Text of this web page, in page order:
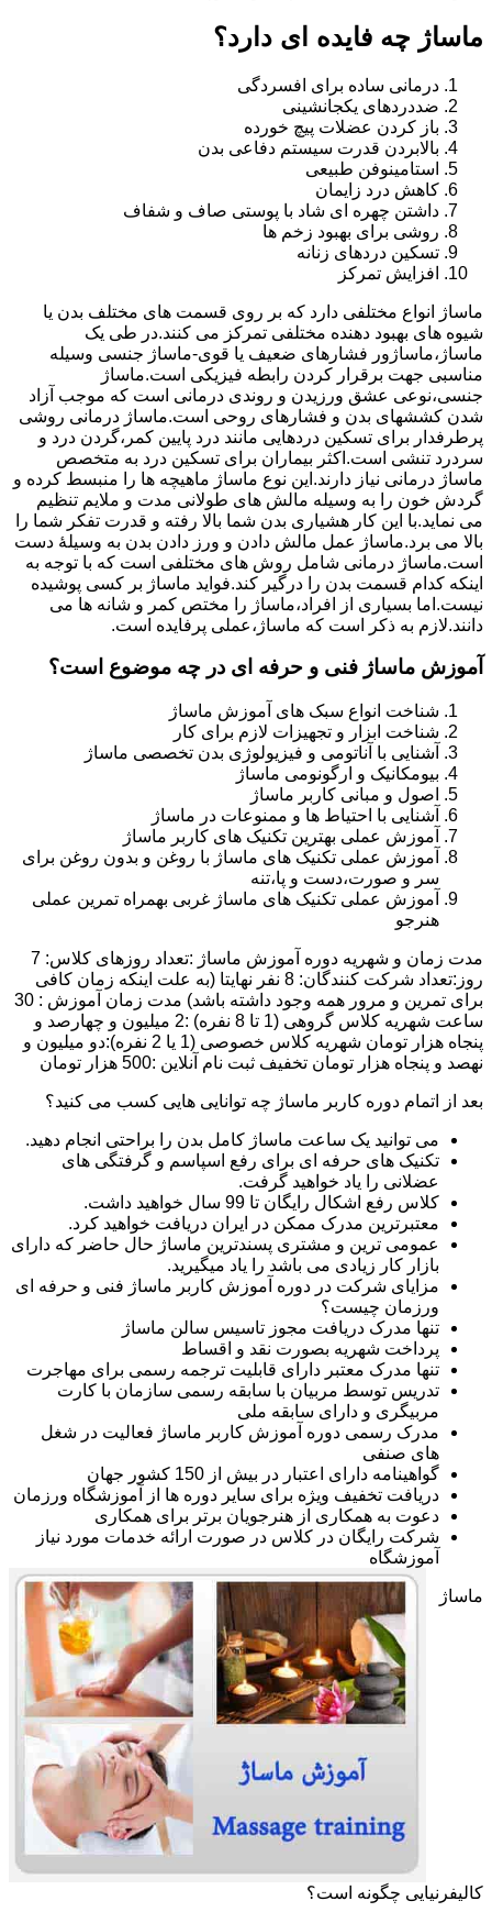
ماساژ چه فایده ای دارد؟
درمانی ساده برای افسردگی
ضددردهای یکجانشینی
باز کردن عضلات پیچ خورده
بالابردن قدرت سیستم دفاعی بدن
استامینوفن طبیعی
کاهش درد زایمان
داشتن چهره ای شاد با پوستی صاف و شفاف
روشی برای بهبود زخم ها
تسکین دردهای زنانه
افزایش تمرکز
ماساژ انواع مختلفی دارد که بر روی قسمت های مختلف بدن یا
شیوه های بهبود دهنده مختلفی تمرکز می کنند.در طی یک
ماساژ،ماساژور فشارهای ضعیف یا قوی-ماساژ جنسی وسیله
مناسبی جهت برقرار کردن رابطه فیزیکی است.ماساژ
جنسی،نوعی عشق ورزیدن و روندی درمانی است که موجب آزاد
شدن کششهای بدن و فشارهای روحی است.ماساژ درمانی روشی
پرطرفدار برای تسکین دردهایی مانند درد پایین کمر،گردن درد و
سردرد تنشی است.اکثر بیماران برای تسکین درد به متخصص
ماساژ درمانی نیاز دارند.این نوع ماساژ ماهیچه ها را منبسط کرده و
گردش خون را به وسیله مالش های طولانی مدت و ملایم تنظیم
می نماید.با این کار هشیاری بدن شما بالا رفته و قدرت تفکر شما را
بالا می برد.ماساژ عمل مالش دادن و ورز دادن بدن به وسیلۀ دست
است.ماساژ درمانی شامل روش های مختلفی است که با توجه به
اینکه کدام قسمت بدن را درگیر کند.فواید ماساژ بر کسی پوشیده
نیست.اما بسیاری از افراد،ماساژ را مختص کمر و شانه ها می
دانند.لازم به ذکر است که ماساژ،عملی پرفایده است.
آموزش ماساژ فنی و حرفه ای در چه موضوع است؟
شناخت انواع سبک های آموزش ماساژ
شناخت ابزار و تجهیزات لازم برای کار
آشنایی با آناتومی و فیزیولوژی بدن تخصصی ماساژ
بیومکانیک و ارگونومی ماساژ
اصول و مبانی کاربر ماساژ
آشنایی با احتیاط ها و ممنوعات در ماساژ
آموزش عملی بهترین تکنیک های کاربر ماساژ
آموزش عملی تکنیک های ماساژ با روغن و بدون روغن برای
سر و صورت،دست و پا،تنه
آموزش عملی تکنیک های ماساژ غربی بهمراه تمرین عملی
هنرجو
مدت زمان و شهریه دوره آموزش ماساژ :تعداد روزهای کلاس: 7
روز:تعداد شرکت کنندگان: 8 نفر نهایتا (به علت اینکه زمان کافی
برای تمرین و مرور همه وجود داشته باشد) مدت زمان آموزش : 30
ساعت شهریه کلاس گروهی (1 تا 8 نفره) :2 میلیون و چهارصد و
پنجاه هزار تومان شهریه کلاس خصوصی (1 یا 2 نفره):دو میلیون و
نهصد و پنجاه هزار تومان تخفیف ثبت نام آنلاین :500 هزار تومان
بعد از اتمام دوره کاربر ماساژ چه توانایی هایی کسب می کنید؟
می توانید یک ساعت ماساژ کامل بدن را براحتی انجام دهید.
تکنیک های حرفه ای برای رفع اسپاسم و گرفتگی های
عضلانی را یاد خواهید گرفت.
کلاس رفع اشکال رایگان تا 99 سال خواهید داشت.
معتبرترین مدرک ممکن در ایران دریافت خواهید کرد.
عمومی ترین و مشتری پسندترین ماساژ حال حاضر که دارای
بازار کار زیادی می باشد را یاد میگیرید.
مزایای شرکت در دوره آموزش کاربر ماساژ فنی و حرفه ای
ورزمان چیست؟
تنها مدرک دریافت مجوز تاسیس سالن ماساژ
پرداخت شهریه بصورت نقد و اقساط
تنها مدرک معتبر دارای قابلیت ترجمه رسمی برای مهاجرت
تدریس توسط مربیان با سابقه رسمی سازمان با کارت
مربیگری و دارای سابقه ملی
مدرک رسمی دوره آموزش کاربر ماساژ فعالیت در شغل
های صنفی
گواهینامه دارای اعتبار در بیش از 150 کشور جهان
دریافت تخفیف ویژه برای سایر دوره ها از آموزشگاه ورزمان
دعوت به همکاری از هنرجویان برتر برای همکاری
شرکت رایگان در کلاس در صورت ارائه خدمات مورد نیاز
آموزشگاه
ماساژ
کالیفرنیایی چگونه است؟